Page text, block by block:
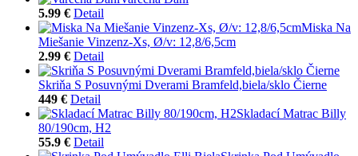
5.99 € Detail
Miska Na
Miešanie Vinzenz-Xs, Ø/v: 12,8/6,5cm
2.99 € Detail
Skriňa S Posuvnými Dverami Bramfeld,biela/sklo Čierne
449 € Detail
Skladací Matrac Billy
80/190cm, H2
55.9 € Detail